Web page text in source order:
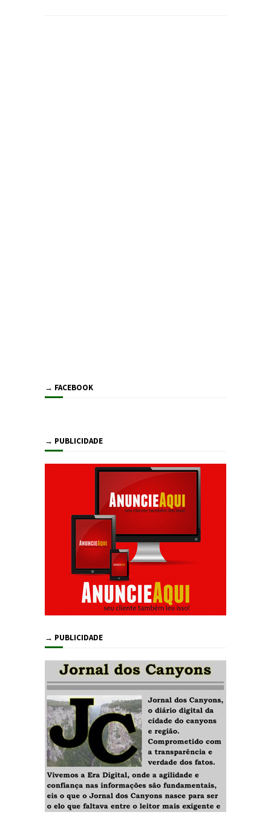
→ FACEBOOK
→ PUBLICIDADE
→ PUBLICIDADE